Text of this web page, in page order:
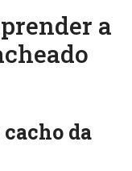
a
cacho da